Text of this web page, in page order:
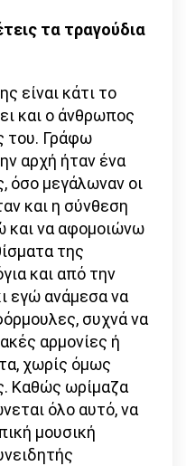
τα τραγούδια
είναι κάτι το
και ο άνθρωπος
του. Γράφω
αρχή ήταν ένα
όσο μεγάλωναν οι
και η σύνθεση
και να αφομοιώνω
της
και από την
εγώ ανάμεσα να
συχνά να
αρμονίες ή
χωρίς όμως
Καθώς ωρίμαζα
όλο αυτό, να
μουσική